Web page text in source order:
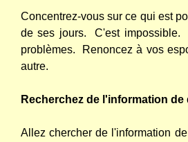
Concentrez-vous sur ce qui est
de ses jours.
C'est impossible.
problèmes.
Renoncez à vos
autre.
Recherchez de l'information de
Allez chercher de l'information